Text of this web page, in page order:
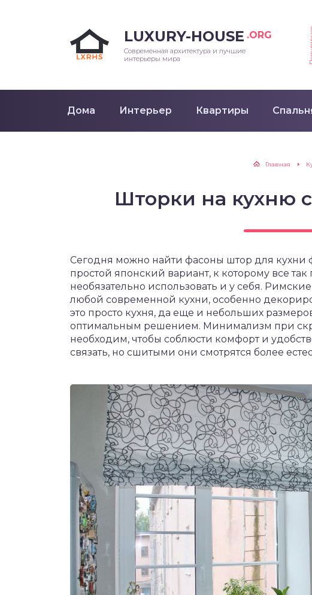
LUXURY-HOUSE .ORG
Современная архитектура и лучшие
интерьеры мира
Дома Интерьер Квартиры
Главная
Шторки на кухню
Сегодня можно найти фасоны штор для кухни
простой японский вариант, к которому все
необязательно использовать и у себя.
любой современной кухни, особенно
это просто кухня, да еще и небольших
оптимальным решением. Минимализм при
необходим, чтобы соблюсти комфорт и
связать, но сшитыми они смотрятся более